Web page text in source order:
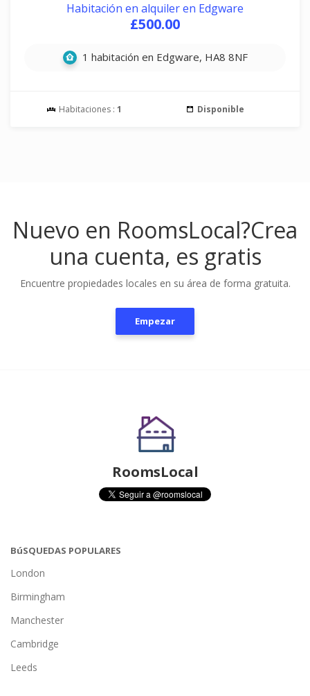
Habitación en alquiler en Edgware
£500.00
1 habitación en Edgware, HA8 8NF
Habitaciones : 1 Disponible
Nuevo en RoomsLocal?Crea
una cuenta, es gratis
Encuentre propiedades locales en su área de forma gratuita.
Empezar
RoomsLocal
BúSQUEDAS POPULARES
London
Birmingham
Manchester
Cambridge
Leeds